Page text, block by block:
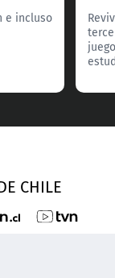
e incluso
CHILE